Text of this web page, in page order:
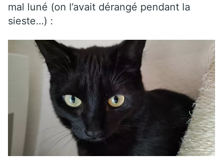
mal luné (on l’avait dérangé pendant la
sieste…) :